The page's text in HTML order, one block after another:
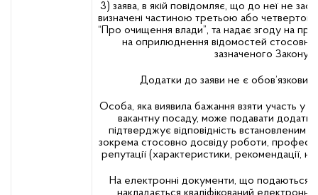
3) заява, в якій повідомляє, що до неї не
визначені частиною третьою або четвертою
“Про очищення влади”, та надає згоду на
на оприлюднення відомостей стосовно
зазначеного Закону.
Додатки до заяви не є
Особа, яка виявила бажання взяти участь у
вакантну посаду, може подавати
підтверджує відповідність встановленим
зокрема стосовно досвіду роботи,
репутації (характеристики, рекомендації,
На електронні документи, що подаються